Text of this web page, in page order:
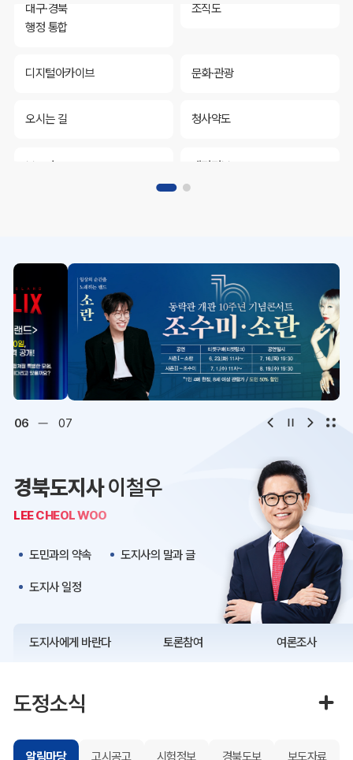
대구·경북
행정 통합
조직도
디지털아카이브 문화·관광
오시는 길 청사약도
보도자료 재정정보
대구·경북
행정 통합
조직도
디지털아카이브 문화·관광
오시는 길
K보듬 6000
정보공개
06 07
경북도지사이철우
LEE CHEOL WOO
도민과의 약속 도지사의 말과 글
도지사 일정
도지사에게 바란다 토론참여 여론조사
도정소식
알림마당 고시공고 시험정보 경북도보 보도자료